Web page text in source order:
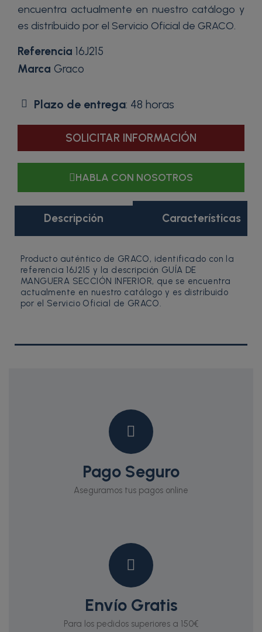
encuentra actualmente en nuestro catálogo y
es distribuido por el Servicio Oficial de GRACO.
Referencia 16J215
Marca Graco
Plazo de entrega: 48 horas
SOLICITAR INFORMACIÓN
HABLA CON NOSOTROS
Descripción Características
Producto auténtico de GRACO, identificado con la
referencia 16J215 y la descripción GUÍA DE
MANGUERA SECCIÓN INFERIOR, que se encuentra
actualmente en nuestro catálogo y es distribuido
por el Servicio Oficial de GRACO.
Pago Seguro
Aseguramos tus pagos online
Envío Gratis
Para los pedidos superiores a 150€